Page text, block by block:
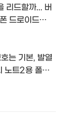
드할까... 버
드로이드
는 기본, 발열
노트2용 폴리